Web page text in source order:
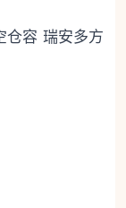
仓容 瑞安多方